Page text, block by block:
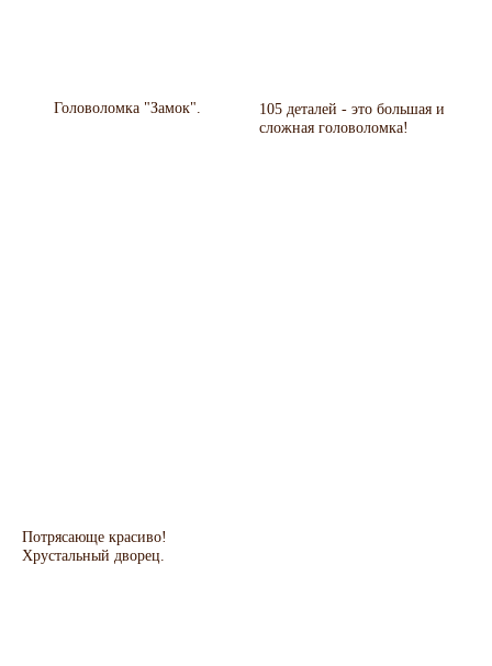
Головоломка "Замок".
105 деталей - это большая и
сложная головоломка!
Потрясающе красиво!
Хрустальный дворец.